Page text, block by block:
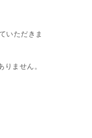
いただきま
ません。